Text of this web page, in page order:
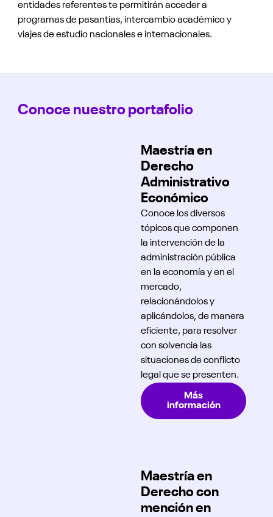
entidades referentes te permitirán acceder a
programas de pasantías, intercambio académico y
viajes de estudio nacionales e internacionales.
Conoce nuestro portafolio
Maestría en
Derecho
Administrativo
Económico
Conoce los diversos
tópicos que componen
la intervención de la
administración pública
en la economía y en el
mercado,
relacionándolos y
aplicándolos, de manera
eficiente, para resolver
con solvencia las
situaciones de conflicto
legal que se presenten.
Más
información
Maestría en
Derecho con
mención en